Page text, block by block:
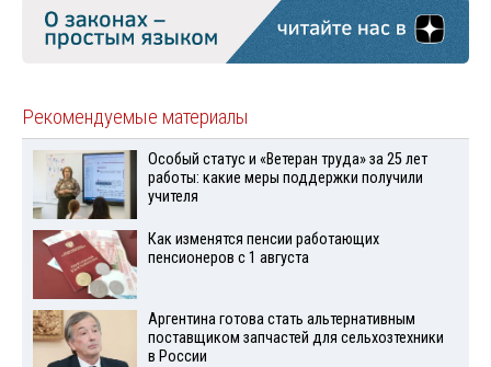
Рекомендуемые материалы
Особый статус и «Ветеран труда» за 25 лет
работы: какие меры поддержки получили
учителя
Как изменятся пенсии работающих
пенсионеров с 1 августа
Аргентина готова стать альтернативным
поставщиком запчастей для сельхозтехники
в России